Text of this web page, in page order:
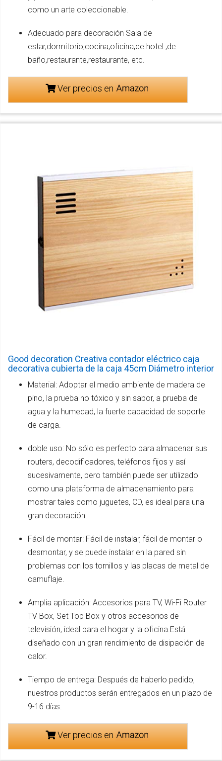
como un arte coleccionable.
Adecuado para decoración Sala de
estar,dormitorio,cocina,oficina,de hotel ,de
baño,restaurante,restaurante, etc.
Ver precios en
Good decoration Creativa contador eléctrico caja
decorativa cubierta de la caja 45cm Diámetro interior
Material: Adoptar el medio ambiente de madera de
pino, la prueba no tóxico y sin sabor, a prueba de
agua y la humedad, la fuerte capacidad de soporte
de carga.
doble uso: No sólo es perfecto para almacenar sus
routers, decodificadores, teléfonos fijos y así
sucesivamente, pero también puede ser utilizado
como una plataforma de almacenamiento para
mostrar tales como juguetes, CD, es ideal para una
gran decoración.
Fácil de montar: Fácil de instalar, fácil de montar o
desmontar, y se puede instalar en la pared sin
problemas con los tornillos y las placas de metal de
camuflaje.
Amplia aplicación: Accesorios para TV, Wi-Fi Router
TV Box, Set Top Box y otros accesorios de
televisión, ideal para el hogar y la oficina.Está
diseñado con un gran rendimiento de disipación de
calor.
Tiempo de entrega: Después de haberlo pedido,
nuestros productos serán entregados en un plazo de
9-16 días.
Ver precios en